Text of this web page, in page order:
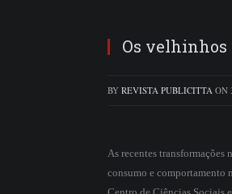
Os velhinhos
BY REVISTA PUBLICITTA ON
As recentes
consumo e comportamento